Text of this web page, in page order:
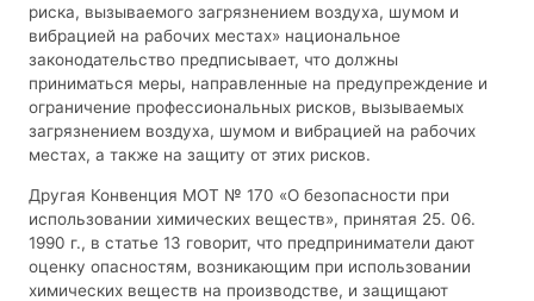
риска, вызываемого загрязнением воздуха, шумом и
вибрацией на рабочих местах» национальное
законодательство предписывает, что должны
приниматься меры, направленные на предупреждение и
ограничение профессиональных рисков, вызываемых
загрязнением воздуха, шумом и вибрацией на рабочих
местах, а также на защиту от этих рисков.
Другая Конвенция МОТ № 170 «О безопасности при
использовании химических веществ», принятая 25. 06.
1990 г., в статье 13 говорит, что предприниматели дают
оценку опасностям, возникающим при использовании
химических веществ на производстве, и защищают